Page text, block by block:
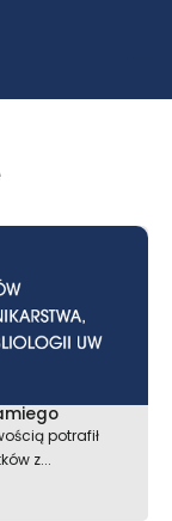
potrafił
z...